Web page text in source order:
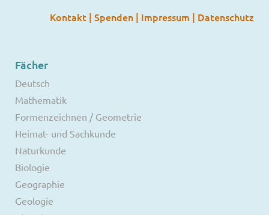
Kontakt | Spenden | Impressum | Datenschutz
Fächer
Deutsch
Mathematik
Formenzeichnen / Geometrie
Heimat- und Sachkunde
Naturkunde
Biologie
Geographie
Geologie